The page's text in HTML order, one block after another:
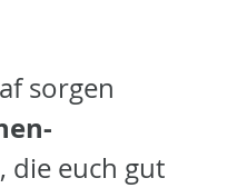
sorgen
, die euch gut